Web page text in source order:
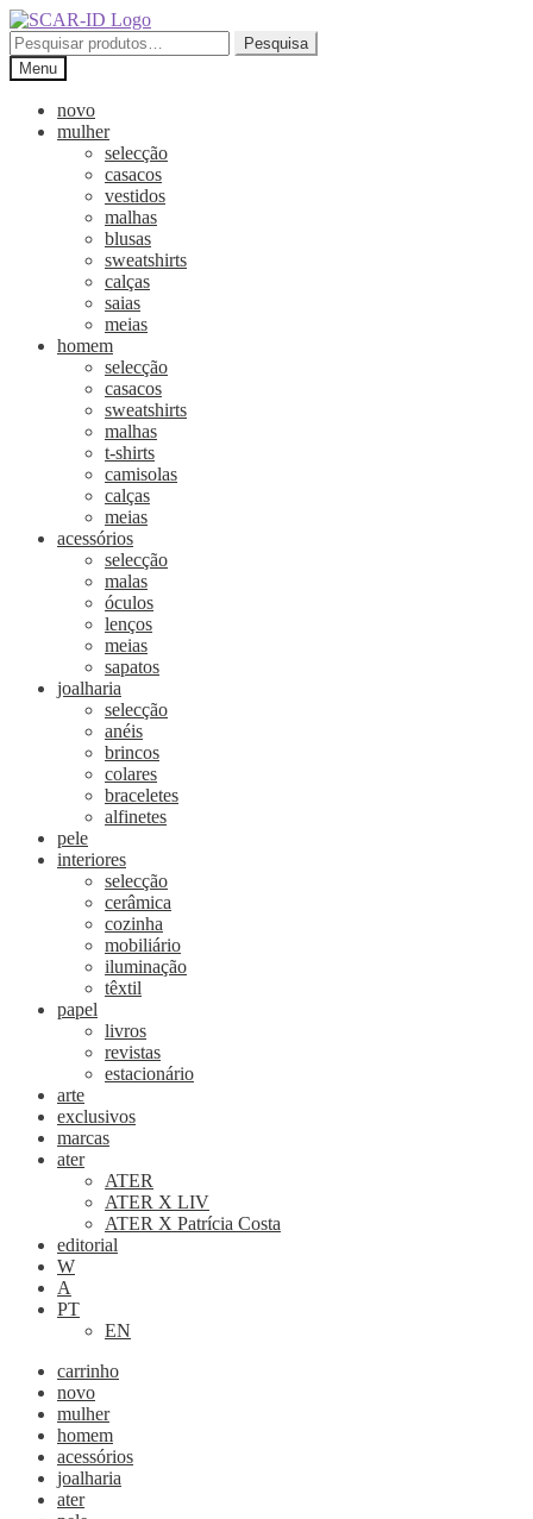
Ir
para
a
navegação
Saltar
para
o
conteúdo
Pesquisar
por:
Pesquisa
Menu
novo
mulher
selecção
casacos
vestidos
malhas
blusas
sweatshirts
calças
saias
meias
homem
selecção
casacos
sweatshirts
malhas
t-shirts
camisolas
calças
meias
acessórios
selecção
malas
óculos
lenços
meias
sapatos
joalharia
selecção
anéis
brincos
colares
braceletes
alfinetes
pele
interiores
selecção
cerâmica
cozinha
mobiliário
iluminação
têxtil
papel
livros
revistas
estacionário
arte
exclusivos
marcas
ater
ATER
ATER X LIV
ATER X Patrícia Costa
editorial
W
A
PT
EN
carrinho
novo
mulher
homem
acessórios
joalharia
ater